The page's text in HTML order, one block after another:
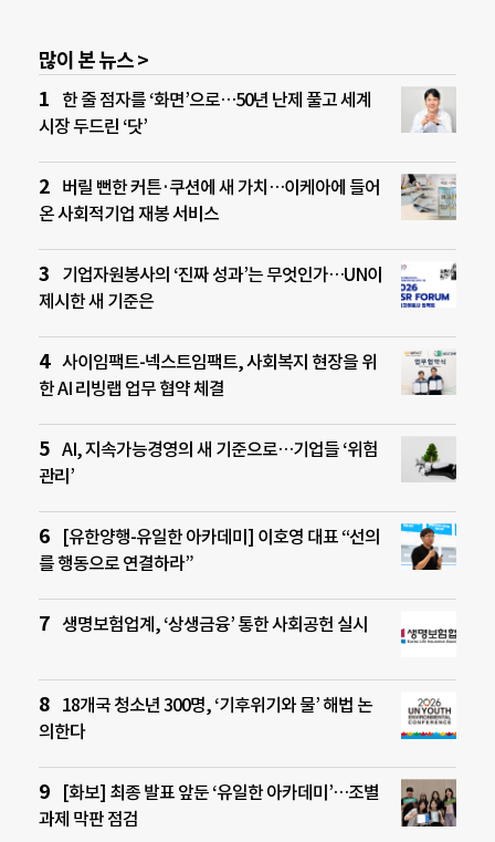
많이 본 뉴스 >
한 줄 점자를 ‘화면’으로…50년 난제 풀고 세계
시장 두드린 ‘닷’
버릴 뻔한 커튼·쿠션에 새 가치…이케아에 들어
온 사회적기업 재봉 서비스
기업자원봉사의 ‘진짜 성과’는 무엇인가…UN이
제시한 새 기준은
사이임팩트-넥스트임팩트, 사회복지 현장을 위
한 AI 리빙랩 업무 협약 체결
AI, 지속가능경영의 새 기준으로…기업들 ‘위험
관리’
[유한양행-유일한 아카데미] 이호영 대표 “선의
를 행동으로 연결하라”
생명보험업계, ‘상생금융’ 통한 사회공헌 실시
18개국 청소년 300명, ‘기후위기와 물’ 해법 논
의한다
[화보] 최종 발표 앞둔 ‘유일한 아카데미’…조별
과제 막판 점검